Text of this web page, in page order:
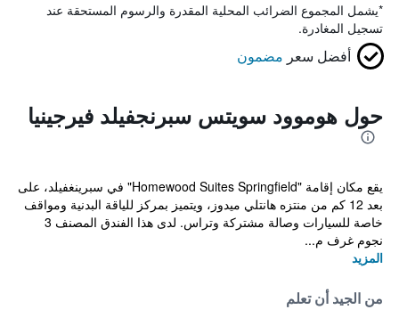
*يشمل المجموع الضرائب المحلية المقدرة والرسوم المستحقة عند
تسجيل المغادرة.
أفضل سعر مضمون
حول هوموود سويتس سبرنجفيلد فيرجينيا
يقع مكان إقامة "Homewood Suites Springfield" في سبرينغفيلد، على
بعد 12 كم من منتزه هانتلي ميدوز، ويتميز بمركز للياقة البدنية ومواقف
خاصة للسيارات وصالة مشتركة وتراس. لدى هذا الفندق المصنف 3
نجوم غرف م...
المزيد
من الجيد أن تعلم